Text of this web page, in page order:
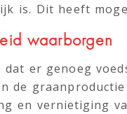
is. Dit heeft
waarborgen
er genoeg
de
en vernietiging